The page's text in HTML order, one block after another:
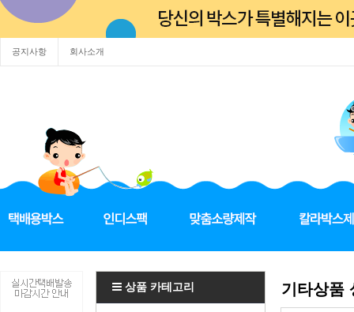
공지사항 회사소개
상품 카테고리 기타상품